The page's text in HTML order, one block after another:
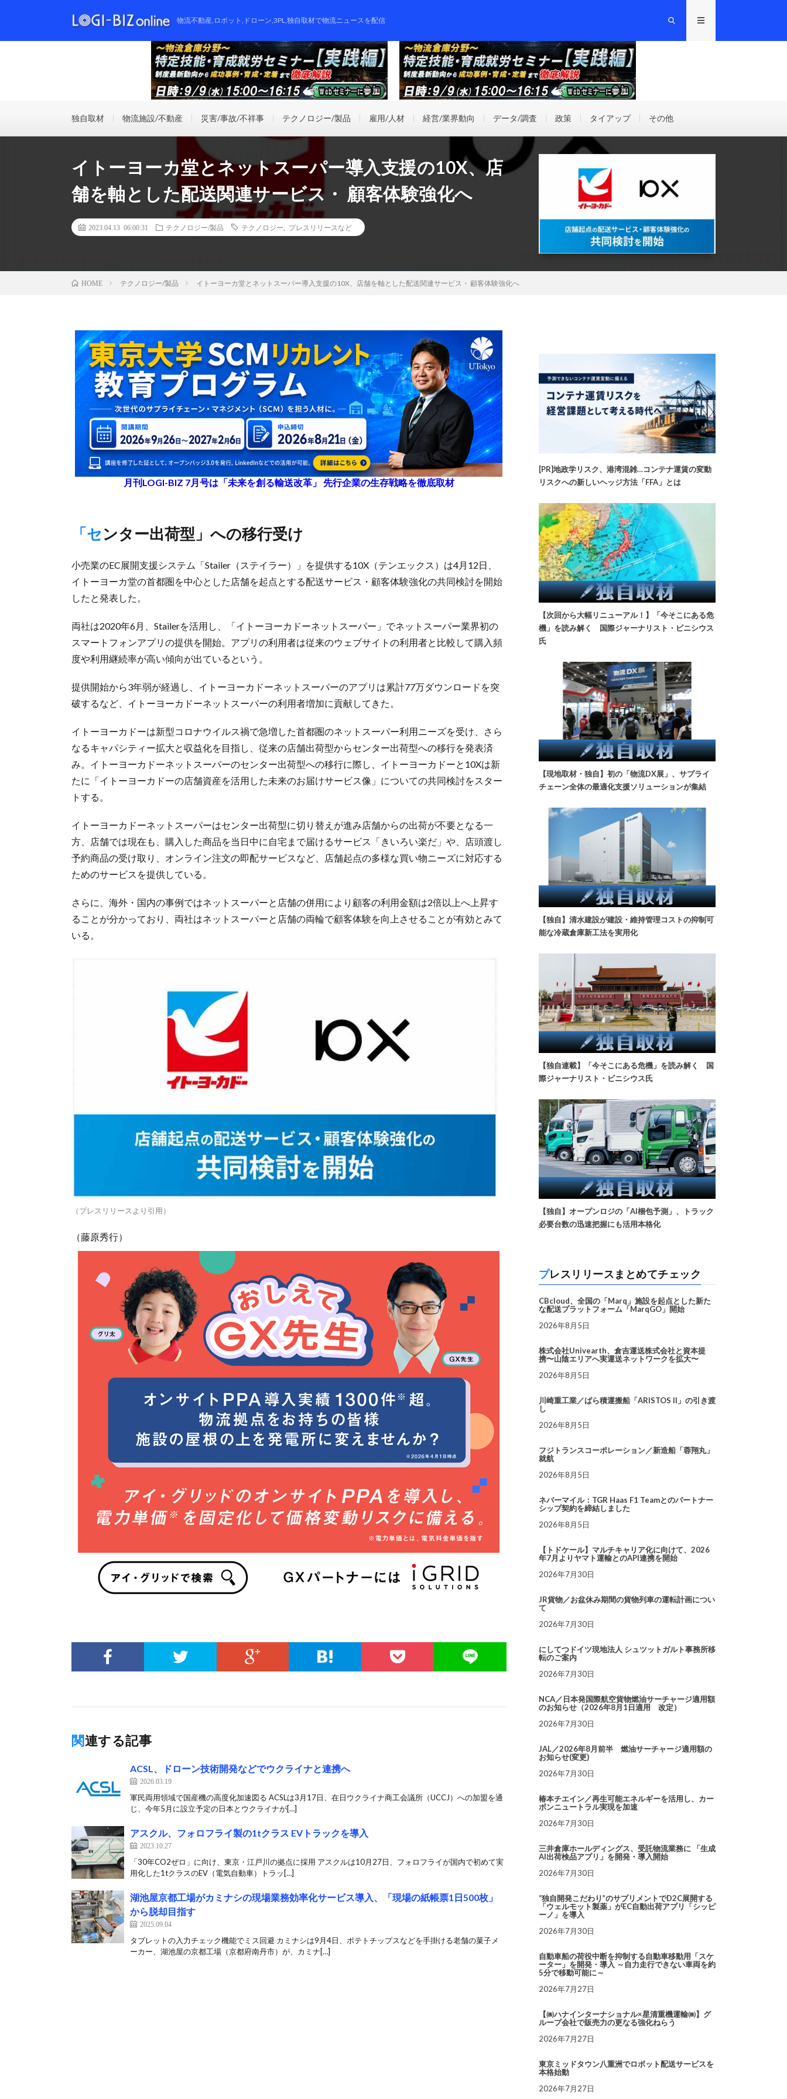
物流不動産,ロボット,ドローン,3PL,独自取材で物流ニュースを配信
独自取材 物流施設/不動産 災害/事故/不祥事 テクノロジー/製品 雇用/人材 経営/業界動向 データ/調査 政策 タイアップ その他
イトーヨーカ堂とネットスーパー導入支援の10X、店
舗を軸とした配送関連サービス・ 顧客体験強化へ
2023.04.13 06:00:31 テクノロジー/製品 テクノロジー プレスリリースなど
HOME テクノロジー/製品 イトーヨーカ堂とネットスーパー導入支援の10X、店舗を軸とした配送関連サービス・ 顧客体験強化へ
月刊LOGI-BIZ 7月号は「未来を創る輸送改革」 先行企業の生存戦略を徹底取材
「センター出荷型」への移行受け
小売業のEC展開支援システム「Stailer（ステイラー）」を提供する10X（テンエックス）は4月12日、
イトーヨーカ堂の首都圏を中心とした店舗を起点とする配送サービス・顧客体験強化の共同検討を開始
したと発表した。
両社は2020年6月、Stailerを活用し、「イトーヨーカドーネットスーパー」でネットスーパー業界初の
スマートフォンアプリの提供を開始。アプリの利用者は従来のウェブサイトの利用者と比較して購入頻
度や利用継続率が高い傾向が出ているという。
提供開始から3年弱が経過し、イトーヨーカドーネットスーパーのアプリは累計77万ダウンロードを突
破するなど、イトーヨーカドーネットスーパーの利用者増加に貢献してきた。
イトーヨーカドーは新型コロナウイルス禍で急増した首都圏のネットスーパー利用ニーズを受け、さら
なるキャパシティー拡大と収益化を目指し、従来の店舗出荷型からセンター出荷型への移行を発表済
み。イトーヨーカドーネットスーパーのセンター出荷型への移行に際し、イトーヨーカドーと10Xは新
たに「イトーヨーカドーの店舗資産を活用した未来のお届けサービス像」についての共同検討をスター
トする。
イトーヨーカドーネットスーパーはセンター出荷型に切り替えが進み店舗からの出荷が不要となる一
方、店舗では現在も、購入した商品を当日中に自宅まで届けるサービス「きいろい楽だ」や、店頭渡し
予約商品の受け取り、オンライン注文の即配サービスなど、店舗起点の多様な買い物ニーズに対応する
ためのサービスを提供している。
さらに、海外・国内の事例ではネットスーパーと店舗の併用により顧客の利用金額は2倍以上へ上昇す
ることが分かっており、両社はネットスーパーと店舗の両輪で顧客体験を向上させることが有効とみて
いる。
（プレスリリースより引用）
（藤原秀行）
関連する記事
ACSL、ドローン技術開発などでウクライナと連携へ
2026.03.19
軍民両用領域で国産機の高度化加速図る ACSLは3月17日、在日ウクライナ商工会議所（UCCJ）への加盟を通
じ、今年5月に設立予定の日本とウクライナが[…]
アスクル、フォロフライ製の1tクラス EVトラックを導入
2023.10.27
「30年CO2ぜロ」に向け、東京・江戸川の拠点に採用 アスクルは10月27日、フォロフライが国内で初めて実
用化した1tクラスのEV（電気自動車）トラッ[…]
湖池屋京都工場がカミナシの現場業務効率化サービス導入、「現場の紙帳票1日500枚」
から脱却目指す
2025.09.04
タブレットの入力チェック機能でミス回避 カミナシは9月4日、ポテトチップスなどを手掛ける老舗の菓子メ
ーカー、湖池屋の京都工場（京都府南丹市）が、カミナ[…]
[PR]地政学リスク、港湾混雑…コンテナ運賃の変動
リスクへの新しいヘッジ方法「FFA」とは
【次回から大幅リニューアル！】「今そこにある危
機」を読み解く 国際ジャーナリスト・ビニシウス
氏
【現地取材・独自】初の「物流DX展」、サプライ
チェーン全体の最適化支援ソリューションが集結
【独自】清水建設が建設・維持管理コストの抑制可
能な冷蔵倉庫新工法を実用化
【独自連載】「今そこにある危機」を読み解く 国
際ジャーナリスト・ビニシウス氏
【独自】オープンロジの「AI梱包予測」、トラック
必要台数の迅速把握にも活用本格化
プレスリリースまとめてチェック
CBcloud、全国の「Marq」施設を起点とした新た
な配送プラットフォーム「MarqGO」開始
2026年8月5日
株式会社Univearth、倉吉運送株式会社と資本提
携〜山陰エリアへ実運送ネットワークを拡大〜
2026年8月5日
川崎重工業／ばら積運搬船「ARISTOS II」の引き渡
し
2026年8月5日
フジトランスコーポレーション／新造船「蓉翔丸」
就航
2026年8月5日
ネバーマイル：TGR Haas F1 Teamとのパートナー
シップ契約を締結しました
2026年8月5日
【トドケール】マルチキャリア化に向けて、2026
年7月よりヤマト運輸とのAPI連携を開始
2026年7月30日
JR貨物／お盆休み期間の貨物列車の運転計画につい
て
2026年7月30日
にしてつドイツ現地法人 シュツットガルト事務所移
転のご案内
2026年7月30日
NCA／日本発国際航空貨物燃油サーチャージ適用額
のお知らせ（2026年8月1日適用 改定）
2026年7月30日
JAL／2026年8月前半 燃油サーチャージ適用額の
お知らせ(変更)
2026年7月30日
椿本チエイン／再生可能エネルギーを活用し、カー
ボンニュートラル実現を加速
2026年7月30日
三井倉庫ホールディングス、受託物流業務に 「生成
AI出荷検品アプリ」を開発・導入開始
2026年7月30日
“独自開発こだわり”のサプリメントでD2C展開する
「ウェルモット製薬」がEC自動出荷アプリ「シッピ
ーノ」を導入
2026年7月30日
自動車船の荷役中断を抑制する自動車移動用「スケ
ーター」を開発・導入 ～自力走行できない車両を約
5分で移動可能に～
2026年7月27日
【㈱ハナインターナショナル×星清重機運輸㈱】グ
ループ会社で販売力の更なる強化ねらう
2026年7月27日
東京ミッドタウン八重洲でロボット配送サービスを
本格始動
2026年7月27日